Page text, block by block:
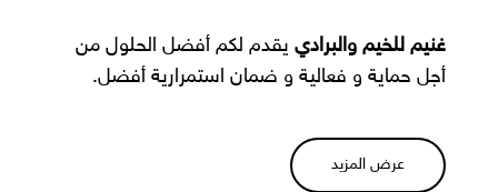
غنيم للخيم والبرادييقدم لكم أفضل الحلول من
أجل حماية و فعالية و ضمان استمرارية أفضل.
عرض المزيد